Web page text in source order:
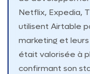
Netflix, Expedia,
utilisent Airtable
marketing et
était valorisée à
confirmant son